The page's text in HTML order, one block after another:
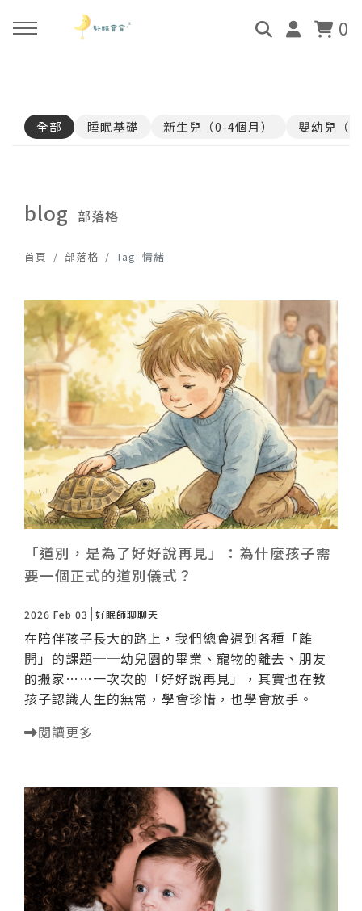
0
關於好眠師
好眠師服務
好眠寶寶 X 企業合作
好眠師認證班
畢業顧問
諮詢服務
0-4個月
4個月-3歲
3歲-5歲
諮詢評價
好眠學苑
學苑評價
全部 睡眠基礎 新生兒（0-4個月） 嬰幼兒（
blog 部落格
首頁 部落格 Tag: 情緒
「道別，是為了好好說再見」：為什麼孩子需
要一個正式的道別儀式？
2026 Feb 03 好眠師聊聊天
在陪伴孩子長大的路上，我們總會遇到各種「離
開」的課題──幼兒園的畢業、寵物的離去、朋友
的搬家……一次次的「好好說再見」，其實也在教
孩子認識人生的無常，學會珍惜，也學會放手。
閱讀更多